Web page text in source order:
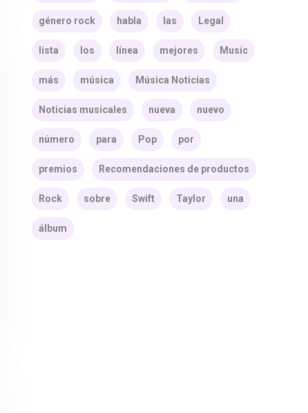
género rock habla las Legal
lista los línea mejores Music
más música Música Noticias
Noticias musicales nueva nuevo
número para Pop por
premios Recomendaciones de productos
Rock sobre Swift Taylor una
álbum